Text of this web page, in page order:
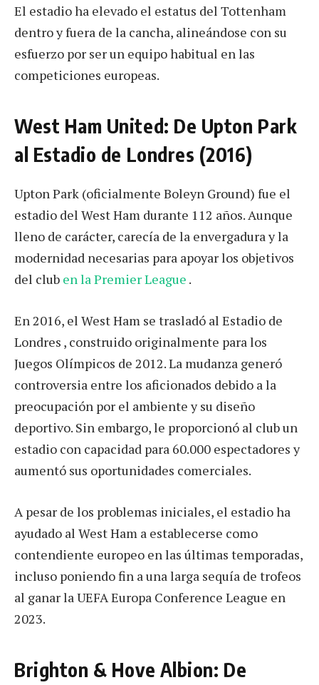
El estadio ha elevado el estatus del Tottenham
dentro y fuera de la cancha, alineándose con su
esfuerzo por ser un equipo habitual en las
competiciones europeas.
West Ham United: De Upton Park
al Estadio de Londres (2016)
Upton Park (oficialmente Boleyn Ground) fue el
estadio del West Ham durante 112 años. Aunque
lleno de carácter, carecía de la envergadura y la
modernidad necesarias para apoyar los objetivos
del club en la Premier League .
En 2016, el West Ham se trasladó al Estadio de
Londres , construido originalmente para los
Juegos Olímpicos de 2012. La mudanza generó
controversia entre los aficionados debido a la
preocupación por el ambiente y su diseño
deportivo. Sin embargo, le proporcionó al club un
estadio con capacidad para 60.000 espectadores y
aumentó sus oportunidades comerciales.
A pesar de los problemas iniciales, el estadio ha
ayudado al West Ham a establecerse como
contendiente europeo en las últimas temporadas,
incluso poniendo fin a una larga sequía de trofeos
al ganar la UEFA Europa Conference League en
2023.
Brighton & Hove Albion: De